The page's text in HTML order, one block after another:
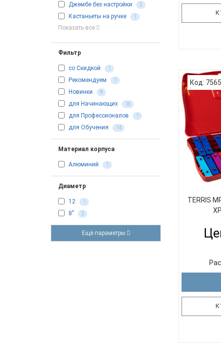
Джембе без настройки 2
Кастаньеты на ручке 1
Показать все
Фильтр
со Скидкой 1
Рекомендуем 1
Новинки 8
для Начинающих 16
для Профессионалов 1
для Обучения 14
Материал корпуса
Алюминий 1
Диаметр
12 1
8" 2
Ещё параметры
Цвет:
ремень,
кожа,
08
Код:
TERRIS